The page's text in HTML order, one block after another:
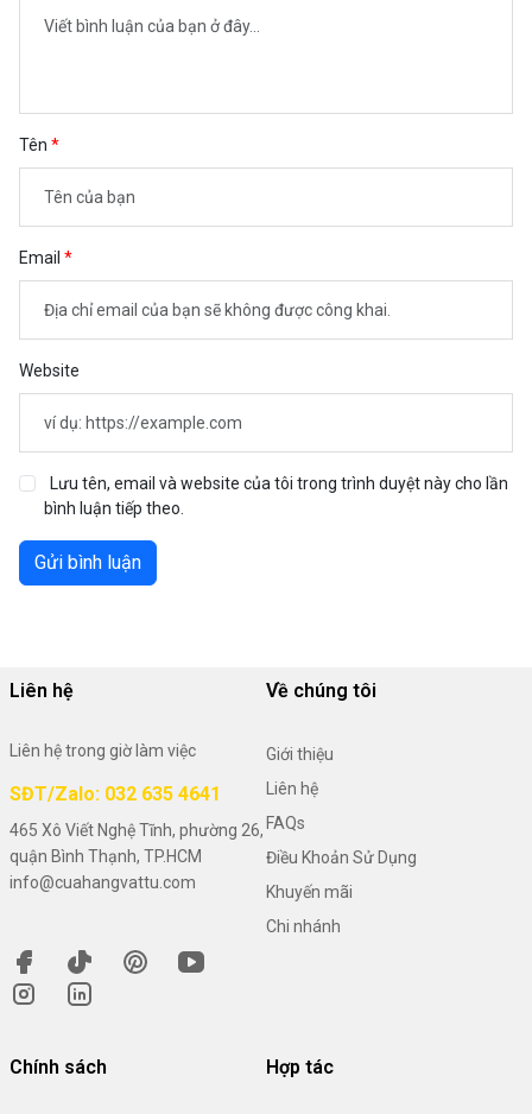
Tên
Email
Website
Lưu tên, email và website của tôi trong trình duyệt này cho lần
bình luận tiếp theo.
Gửi bình luận
Liên hệ
Liên hệ trong giờ làm việc
SĐT/Zalo: 032 635 4641
465 Xô Viết Nghệ Tĩnh, phường 26,
quận Bình Thạnh, TP.HCM
info@cuahangvattu.com
Về chúng tôi
Giới thiệu
Liên hệ
FAQs
Điều Khoản Sử Dụng
Khuyến mãi
Chi nhánh
Chính sách Hợp tác